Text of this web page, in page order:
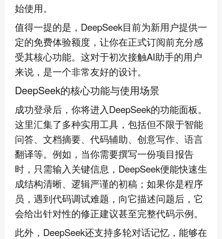
始使用。
值得一提的是，DeepSeek目前为新用户提供一
定的免费体验额度，让你在正式订阅前充分感
受其核心功能。这对于初次接触AI助手的用户
来说，是一个非常友好的设计。
DeepSeek的核心功能与使用场景
成功登录后，你将进入DeepSeek的功能面板。
这里汇集了多种实用工具，包括但不限于智能
问答、文档摘要、代码辅助、创意写作、语言
翻译等。例如，当你需要撰写一份项目报告
时，只需输入关键信息，DeepSeek便能快速生
成结构清晰、逻辑严谨的初稿；如果你是程序
员，遇到代码调试难题，向它描述问题后，它
会给出针对性的修正建议甚至完整代码示例。
此外，DeepSeek还支持多轮对话记忆，能够在